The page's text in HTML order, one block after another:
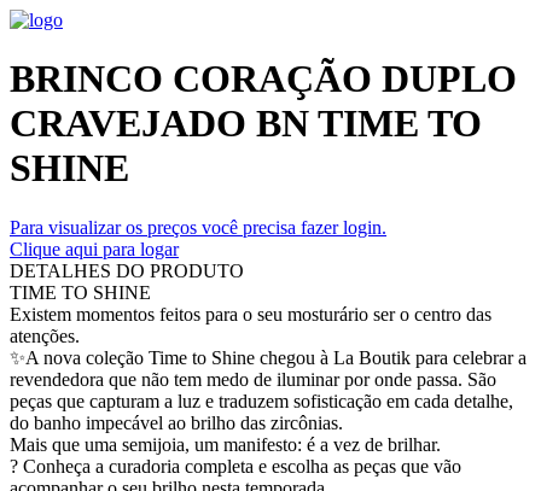
BRINCO CORAÇÃO DUPLO
CRAVEJADO BN TIME TO
SHINE
Para visualizar os preços você precisa fazer login.
Clique aqui para logar
DETALHES DO PRODUTO
TIME TO SHINE
Existem momentos feitos para o seu mosturário ser o centro das
atenções.
✨A nova coleção Time to Shine chegou à La Boutik para celebrar a
revendedora que não tem medo de iluminar por onde passa. São
peças que capturam a luz e traduzem sofisticação em cada detalhe,
do banho impecável ao brilho das zircônias.
Mais que uma semijoia, um manifesto: é a vez de brilhar.
? Conheça a curadoria completa e escolha as peças que vão